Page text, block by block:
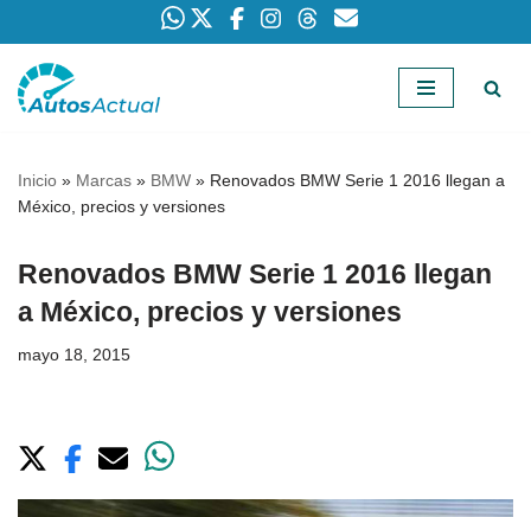
Saltar
Inicio » Marcas » BMW » Renovados BMW Serie 1 2016 llegan a
México, precios y versiones
Renovados BMW Serie 1 2016 llegan
a México, precios y versiones
mayo 18, 2015